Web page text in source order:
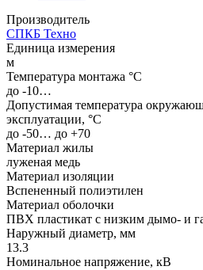
Производитель
СПКБ Техно
Единица измерения
м
Температура монтажа °C
до -10…
Допустимая температура
эксплуатации, °C
до -50… до +70
Материал жилы
луженая медь
Материал изоляции
Вспененный полиэтилен
Материал оболочки
ПВХ пластикат с низким дымо- и
Наружный диаметр, мм
13.3
Номинальное напряжение, кВ